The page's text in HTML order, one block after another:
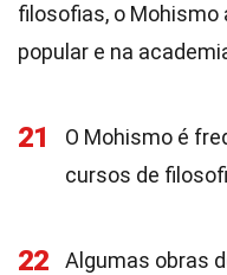
filosofias, o Mohismo
popular e na
21
O Mohismo é
cursos de
22 Algumas obras